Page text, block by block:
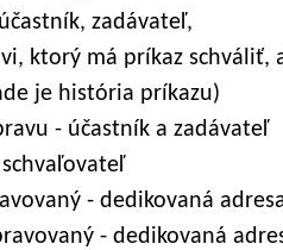
zadávateľ,
ktorý má príkaz schváliť,
je história príkazu)
- účastník a zadávateľ
- dedikovaná
- dedikovaná